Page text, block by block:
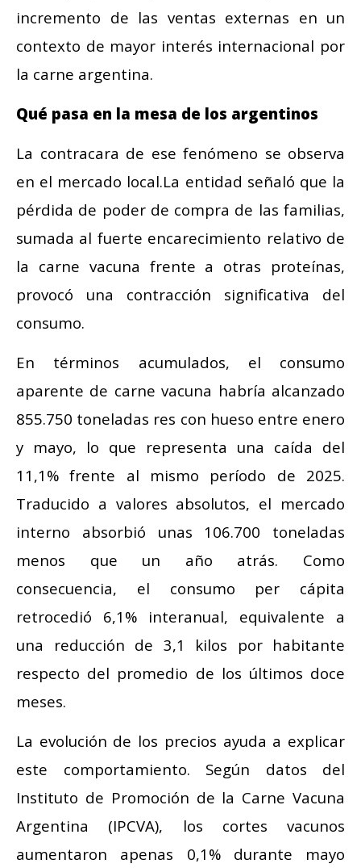
incremento de las ventas externas en un
contexto de mayor interés internacional por
la carne argentina.
Qué pasa en la mesa de los argentinos
La contracara de ese fenómeno se observa
en el mercado local.La entidad señaló que la
pérdida de poder de compra de las familias,
sumada al fuerte encarecimiento relativo de
la carne vacuna frente a otras proteínas,
provocó una contracción significativa del
consumo.
En términos acumulados, el consumo
aparente de carne vacuna habría alcanzado
855.750 toneladas res con hueso entre enero
y mayo, lo que representa una caída del
11,1% frente al mismo período de 2025.
Traducido a valores absolutos, el mercado
interno absorbió unas 106.700 toneladas
menos que un año atrás. Como
consecuencia, el consumo per cápita
retrocedió 6,1% interanual, equivalente a
una reducción de 3,1 kilos por habitante
respecto del promedio de los últimos doce
meses.
La evolución de los precios ayuda a explicar
este comportamiento. Según datos del
Instituto de Promoción de la Carne Vacuna
Argentina (IPCVA), los cortes vacunos
aumentaron apenas 0,1% durante mayo